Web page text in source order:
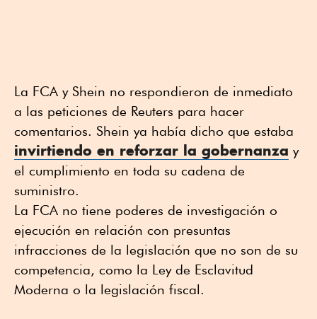
La FCA y Shein no respondieron de inmediato
a las peticiones de Reuters para hacer
comentarios. Shein ya había dicho que estaba
invirtiendo en reforzar la gobernanza y
el cumplimiento en toda su cadena de
suministro.
La FCA no tiene poderes de investigación o
ejecución en relación con presuntas
infracciones de la legislación que no son de su
competencia, como la Ley de Esclavitud
Moderna o la legislación fiscal.